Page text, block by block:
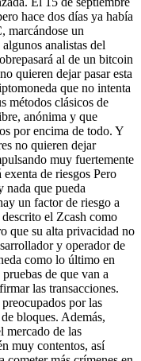
hace dos días ya había
marcándose un
analistas del
al de un bitcoin
quieren dejar pasar esta
que no intenta
métodos clásicos de
anónima y que
por encima de todo. Y
no quieren dejar
muy fuertemente
de riesgos Pero
nada que pueda
un factor de riesgo a
el Zcash como
que su alta privacidad no
y operador de
como lo último en
de que van a
las transacciones.
por las
bloques. Además,
mercado de las
muy contentos, así